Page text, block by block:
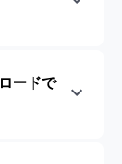
ードで